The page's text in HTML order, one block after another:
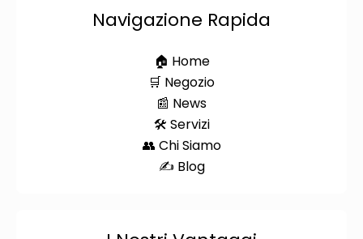
Navigazione Rapida
🏠 Home
🛒 Negozio
📰 News
🛠️ Servizi
👥 Chi Siamo
✍️ Blog